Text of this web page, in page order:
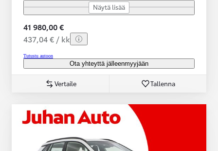
Näytä lisää
41 980,00 €
437,04 € / kk
Tutustu autoon
Ota yhteyttä jälleenmyyjään
Vertaile Tallenna